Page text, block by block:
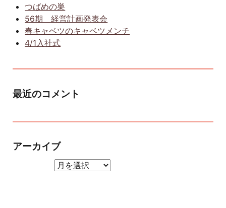
つばめの巣
56期 経営計画発表会
春キャベツのキャベツメンチ
4/1入社式
最近のコメント
アーカイブ